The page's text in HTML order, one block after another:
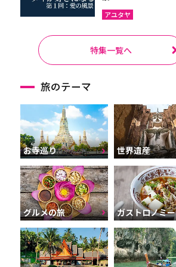
アユタヤ
特集一覧へ
旅のテーマ
お寺巡り 世界遺産
グルメの旅 ガストロノミー